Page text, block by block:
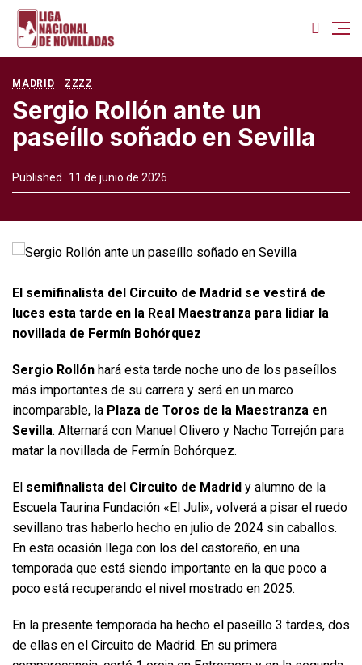
MADRID ZZZZ
Sergio Rollón ante un
paseíllo soñado en Sevilla
Published 11 de junio de 2026
El semifinalista del Circuito de Madrid se vestirá de
luces esta tarde en la Real Maestranza para lidiar la
novillada de Fermín Bohórquez
Sergio Rollón hará esta tarde noche uno de los paseíllos
más importantes de su carrera y será en un marco
incomparable, la Plaza de Toros de la Maestranza en
Sevilla. Alternará con Manuel Olivero y Nacho Torrejón para
matar la novillada de Fermín Bohórquez.
El semifinalista del Circuito de Madrid y alumno de la
Escuela Taurina Fundación «El Juli», volverá a pisar el ruedo
sevillano tras haberlo hecho en julio de 2024 sin caballos.
En esta ocasión llega con los del castoreño, en una
temporada que está siendo importante en la que poco a
poco está recuperando el nivel mostrado en 2025.
En la presente temporada ha hecho el paseíllo 3 tardes, dos
de ellas en el Circuito de Madrid. En su primera